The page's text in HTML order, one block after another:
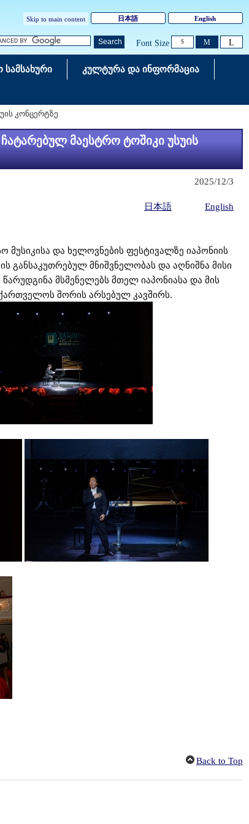
Skip to main content 日本語 English
Search Font Size S M L
კულტურა და ინფორმაცია
კონცერტზე
მაესტრო ტოშიკი უსუის
2025/12/3
日本語 English
მუსიკისა და ხელოვნების ფესტივალზე იაპონიის
განსაკუთრებულ მნიშვნელობას და აღნიშნა მისი
მსმენელებს მთელ იაპონიასა და მის
შორის არსებულ კავშირს.
Back to Top